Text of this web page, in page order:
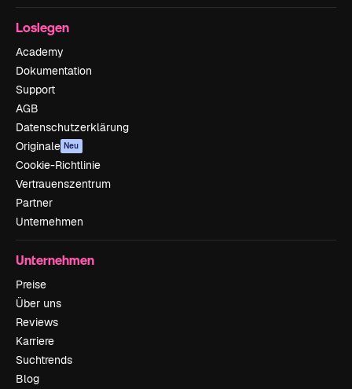
Loslegen
Academy
Dokumentation
Support
AGB
Datenschutzerklärung
Originale Neu
Cookie-Richtlinie
Vertrauenszentrum
Partner
Unternehmen
Unternehmen
Preise
Über uns
Reviews
Karriere
Suchtrends
Blog